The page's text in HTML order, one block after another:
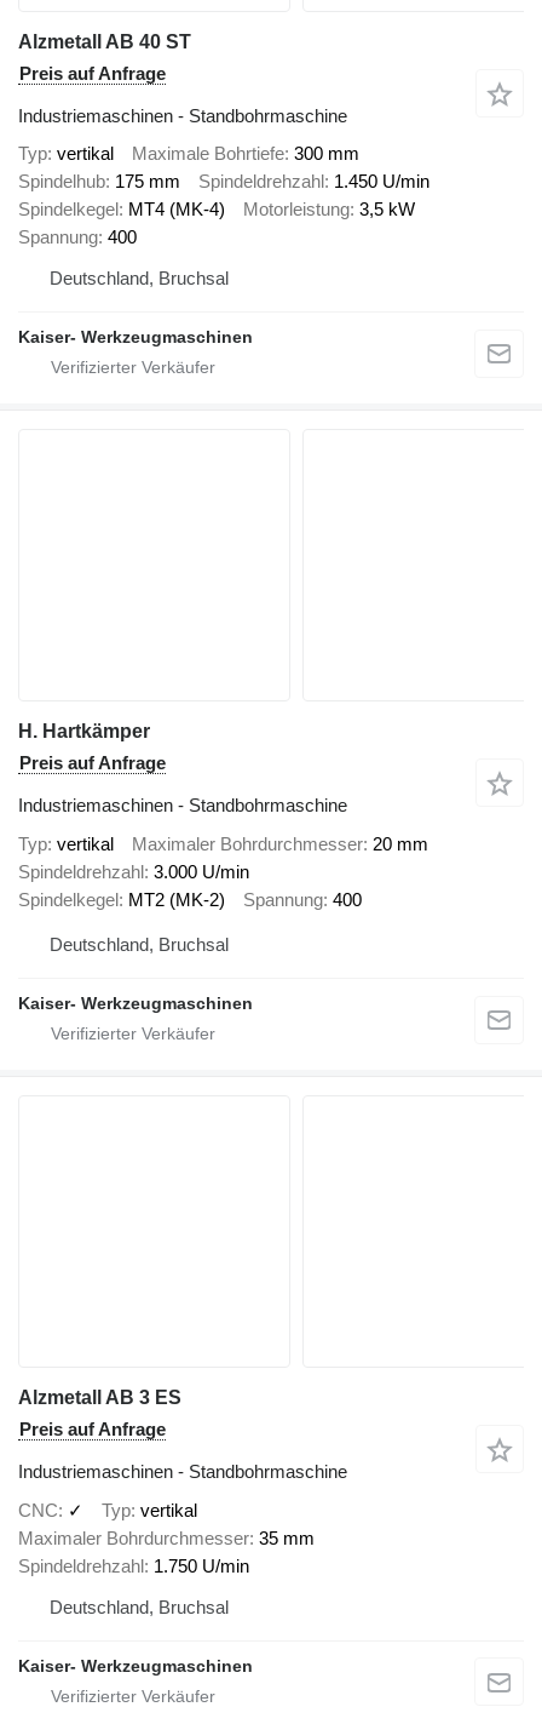
Alzmetall AB 40 ST
Preis auf Anfrage
Industriemaschinen - Standbohrmaschine
Typ vertikal Maximale Bohrtiefe 300 mm
Spindelhub 175 mm Spindeldrehzahl 1.450 U/min
Spindelkegel MT4 (MK-4) Motorleistung 3,5 kW
Spannung 400
Deutschland, Bruchsal
Kaiser- Werkzeugmaschinen
H. Hartkämper
Preis auf Anfrage
Industriemaschinen - Standbohrmaschine
Typ vertikal Maximaler Bohrdurchmesser 20 mm
Spindeldrehzahl 3.000 U/min
Spindelkegel MT2 (MK-2) Spannung 400
Deutschland, Bruchsal
Kaiser- Werkzeugmaschinen
Alzmetall AB 3 ES
Preis auf Anfrage
Industriemaschinen - Standbohrmaschine
CNC
✓ Typ vertikal
Maximaler Bohrdurchmesser 35 mm
Spindeldrehzahl 1.750 U/min
Deutschland, Bruchsal
Kaiser- Werkzeugmaschinen